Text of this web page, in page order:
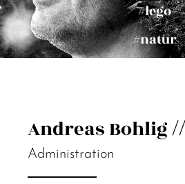
lego
natur
Andreas Bohlig //
Administration